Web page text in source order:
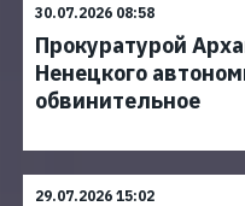
30.07.2026 08:58
Прокуратурой
Ненецкого
обвинительное
29.07.2026 15:02